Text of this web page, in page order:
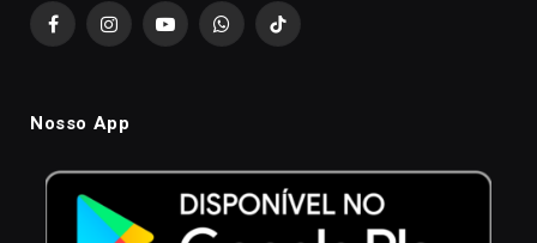
FacebookInstagramYouTubeWhatsAppTikTok
Nosso App